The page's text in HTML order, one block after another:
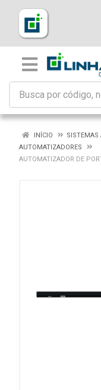
INÍCIO
SISTEMAS
AUTOMATIZADORES
AUTOMATIZADOR DE